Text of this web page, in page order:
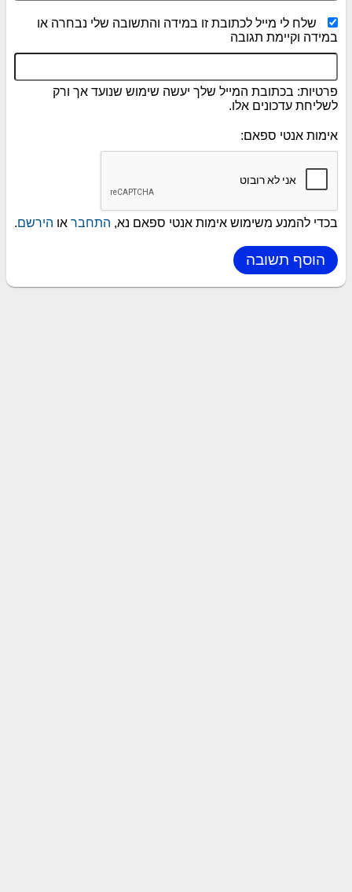
שלח לי מייל לכתובת זו במידה והתשובה שלי נבחרה או
במידה וקיימת תגובה
פרטיות: בכתובת המייל שלך יעשה שימוש שנועד אך ורק
לשליחת עדכונים אלו.
אימות אנטי ספאם:
בכדי להמנע משימוש אימות אנטי ספאם נא, התחבר או הירשם.